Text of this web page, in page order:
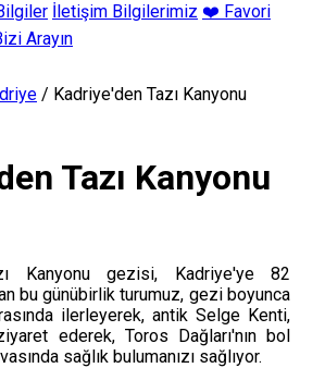
İletişim Bilgilerimiz ❤️ Favori
Arayın
/ Kadriye'den Tazı Kanyonu
Tazı Kanyonu
Kanyonu gezisi, Kadriye'ye 82
bu günübirlik turumuz, gezi boyunca
ilerleyerek, antik Selge Kenti,
ederek, Toros Dağları'nın bol
sağlık bulumanızı sağlıyor.